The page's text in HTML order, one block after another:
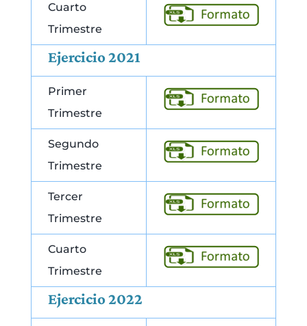
Cuarto
Trimestre
Ejercicio 2021
Primer
Trimestre
Segundo
Trimestre
Tercer
Trimestre
Cuarto
Trimestre
Ejercicio 2022